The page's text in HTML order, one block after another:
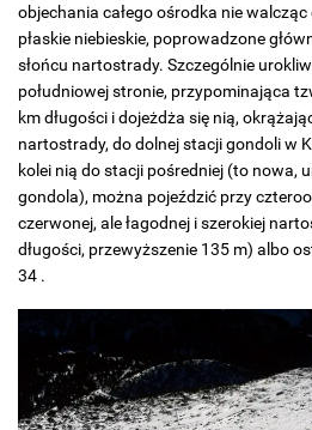
objechania całego ośrodka nie
płaskie niebieskie, poprowadzone
słońcu nartostrady. Szczególnie
południowej stronie, przypominająca
km długości i dojeżdża się nią,
nartostrady, do dolnej stacji gondoli w
kolei nią do stacji pośredniej (to nowa,
gondola), można pojeździć przy
czerwonej, ale łagodnej i szerokiej
długości, przewyższenie 135 m) albo
34 .